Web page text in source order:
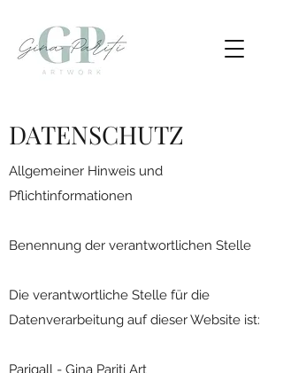
DATENSCHUTZ
Allgemeiner Hinweis und
Pflichtinformationen
Benennung der verantwortlichen Stelle
Die verantwortliche Stelle für die
Datenverarbeitung auf dieser Website ist:
Parigall - Gina Pariti Art